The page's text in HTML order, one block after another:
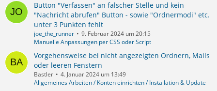
Button "Verfassen" an falscher Stelle und kein
"Nachricht abrufen" Button - sowie "Ordnermodi" etc.
unter 3 Punkten fehlt
joe_the_runner
9. Februar 2024 um 20:15
Manuelle Anpassungen per CSS oder Script
Vorgehensweise bei nicht angezeigten Ordnern, Mails
oder leeren Fenstern
Bastler
4. Januar 2024 um 13:49
Allgemeines Arbeiten / Konten einrichten / Installation & Update